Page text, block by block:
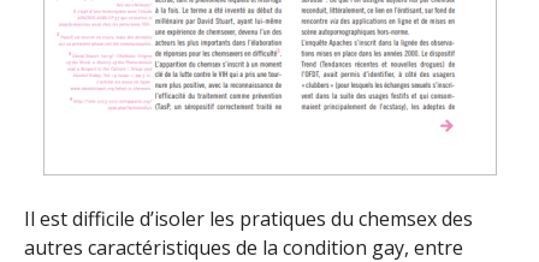
Il est difficile d’isoler les pratiques du chemsex des
autres caractéristiques de la condition gay, entre